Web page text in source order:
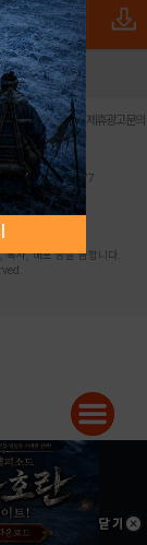
영물 신고센터 | 제휴광고문의
사:송현두
팩스:02-6265-0377
일
복사, 배포 등을 금합니다.